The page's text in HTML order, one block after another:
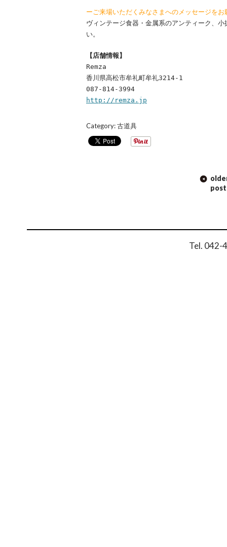
ーご来場いただくみなさまへのメッセージをお
ヴィンテージ食器・金属系のアンティーク、
い。
【店舗情報】
Remza
香川県高松市牟礼町牟礼3214-1
087-814-3994
http://remza.jp
Category:古道具
Tel. 042-